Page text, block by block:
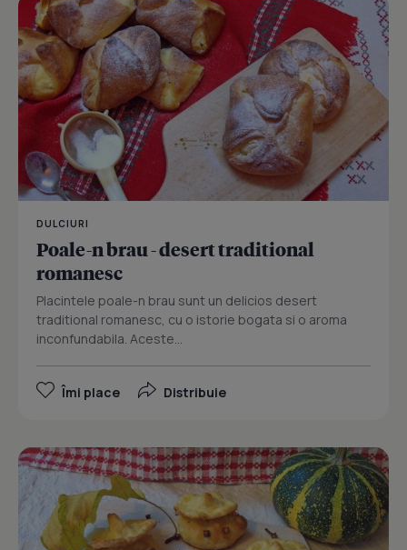
DULCIURI
Poale-n brau - desert traditional
romanesc
Placintele poale-n brau sunt un delicios desert
traditional romanesc, cu o istorie bogata si o aroma
inconfundabila. Aceste...
Îmi place Distribuie